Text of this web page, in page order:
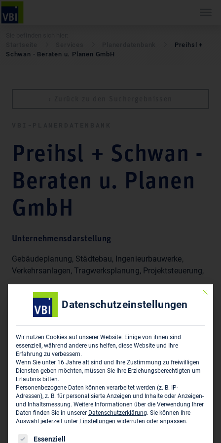
Preihsl +
Schwan - Beraten u. Planen GmbH
Preihsl + Schwan -
Beraten u. Planen
GmbH
Unternehmensdarstellung
Gebäudeplanung, Städtebau, Ingenieurbauwerke,
Verkehrsanlagen, Tragwerksplanung, Projektsteuerung,
Hauptsitz des Unternehmens
Preihsl + Schwan - Beraten u. Planen GmbH
Kreuzbergweg 1a
D-93133 Burglengenfeld
09471 70 16 0
09471 70 16 17
burglengenfeld@beraten-planen.de
www.preihsl-schwan-ingenieure.de
Persönliche Vertreter im VBI:
Mit
Datenschutzeinstellungen
Wir nutzen Cookies auf unserer Website. Einige von ihnen sind
essenziell, während andere uns helfen, diese Website und Ihre
Erfahrung zu verbessern.
Wenn Sie unter 16 Jahre alt sind und Ihre Zustimmung zu freiwilligen
Diensten geben möchten, müssen Sie Ihre Erziehungsberechtigten um
Erlaubnis bitten.
Personenbezogene Daten können verarbeitet werden (z. B. IP-
Adressen), z. B. für personalisierte Anzeigen und Inhalte oder Anzeigen-
und Inhaltsmessung. Weitere Informationen über die Verwendung Ihrer
Daten finden Sie in unserer Datenschutzerklärung. Sie können Ihre
Auswahl jederzeit unter Einstellungen widerrufen oder anpassen.
Es folgt eine Liste der Service-Gruppen, für die eine
Essenziell